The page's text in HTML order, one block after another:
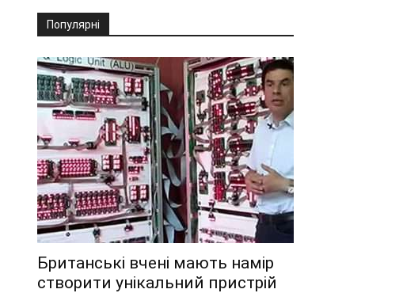
Популярні
Британські вчені мають намір
створити унікальний пристрій